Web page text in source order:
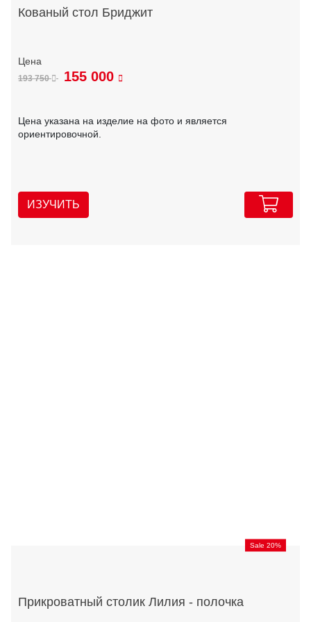
Кованый стол Бриджит
193 750 155 000
Цена указана на изделие на фото и является
ориентировочной.
ИЗУЧИТЬ
Sale 20%
Прикроватный столик Лилия - полочка